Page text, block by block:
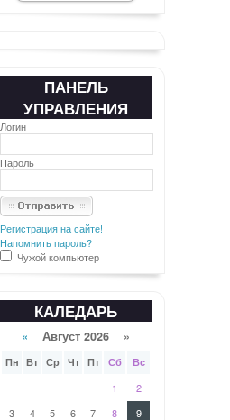
ПАНЕЛЬ
УПРАВЛЕНИЯ
Логин
Пароль
Регистрация на сайте!
Напомнить пароль?
Чужой компьютер
КАЛЕДАРЬ
« Август 2026 »
Пн Вт Ср Чт Пт Сб Вс
1
2
3
4 5 6 7 8 9